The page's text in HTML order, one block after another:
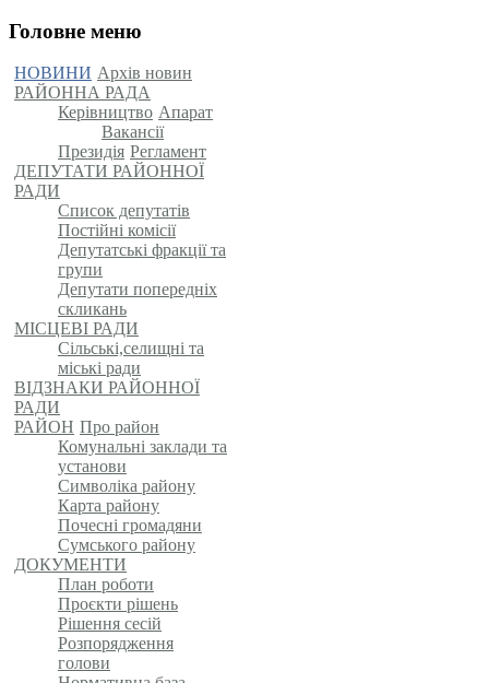
Головне меню
НОВИНИ Архів новин
РАЙОННА РАДА
Керівництво Апарат
Вакансії
Президія Регламент
ДЕПУТАТИ РАЙОННОЇ
РАДИ
Список депутатів
Постійні комісії
Депутатські фракції та
групи
Депутати попередніх
скликань
МІСЦЕВІ РАДИ
Сільські,селищні та
міські ради
ВІДЗНАКИ РАЙОННОЇ
РАДИ
РАЙОН Про район
Комунальні заклади та
установи
Символіка району
Карта району
Почесні громадяни
Сумського району
ДОКУМЕНТИ
План роботи
Проєкти рішень
Рішення сесій
Розпорядження
голови